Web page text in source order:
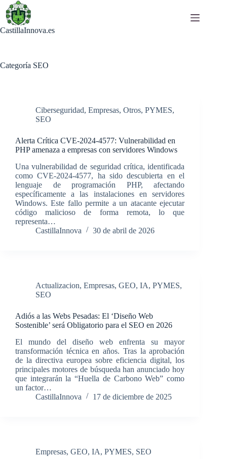
Saltar
contenido
CastillaInnova.es
Categoría SEO
Ciberseguridad, Empresas, Otros, PYMES,
SEO
Alerta Crítica CVE-2024-4577: Vulnerabilidad en
PHP amenaza a empresas con servidores Windows
Una vulnerabilidad de seguridad crítica, identificada
como CVE-2024-4577, ha sido descubierta en el
lenguaje de programación PHP, afectando
específicamente a las instalaciones en servidores
Windows. Este fallo permite a un atacante ejecutar
código malicioso de forma remota, lo que
representa…
CastillaInnova
30 de abril de 2026
Actualizacion, Empresas, GEO, IA, PYMES,
SEO
Adiós a las Webs Pesadas: El ‘Diseño Web
Sostenible’ será Obligatorio para el SEO en 2026
El mundo del diseño web enfrenta su mayor
transformación técnica en años. Tras la aprobación
de la directiva europea sobre eficiencia digital, los
principales motores de búsqueda han anunciado hoy
que integrarán la “Huella de Carbono Web” como
un factor…
CastillaInnova
17 de diciembre de 2025
Empresas, GEO, IA, PYMES, SEO